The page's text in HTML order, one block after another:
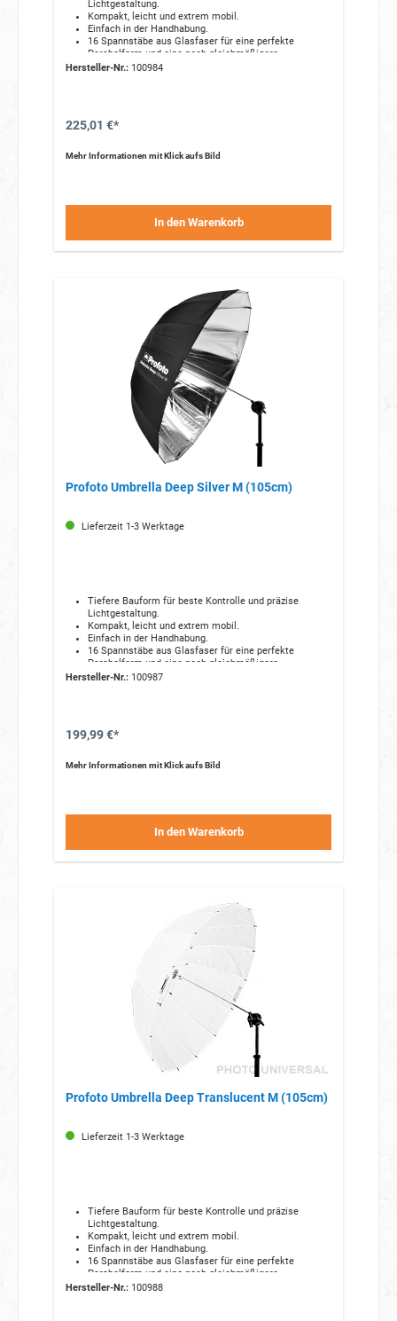
Lichtgestaltung.
Kompakt, leicht und extrem mobil.
Einfach in der Handhabung.
16 Spannstäbe aus Glasfaser für eine perfekte
Parabolform und eine noch gleichmäßigere
Lichtstreuung.
Ein optionaler Diffusor sorgt für ein weicheres,
Geliefert wird er in einer gelabelten Tasche, die den
Hersteller-Nr.:100984
225,01 €*
Mehr Informationen mit Klick aufs Bild
In den Warenkorb
Profoto Umbrella Deep Silver M (105cm)
Lieferzeit 1-3 Werktage
Tiefere Bauform für beste Kontrolle und präzise
Lichtgestaltung.
Kompakt, leicht und extrem mobil.
Einfach in der Handhabung.
16 Spannstäbe aus Glasfaser für eine perfekte
Parabolform und eine noch gleichmäßigere
Lichtstreuung.
Ein optionaler Diffusor sorgt für ein weicheres,
Geliefert wird er in einer gelabelten Tasche, die den
Hersteller-Nr.:100987
199,99 €*
Mehr Informationen mit Klick aufs Bild
In den Warenkorb
Profoto Umbrella Deep Translucent M (105cm)
Lieferzeit 1-3 Werktage
Tiefere Bauform für beste Kontrolle und präzise
Lichtgestaltung.
Kompakt, leicht und extrem mobil.
Einfach in der Handhabung.
16 Spannstäbe aus Glasfaser für eine perfekte
Parabolform und eine noch gleichmäßigere
Lichtstreuung.
Hersteller-Nr.:100988